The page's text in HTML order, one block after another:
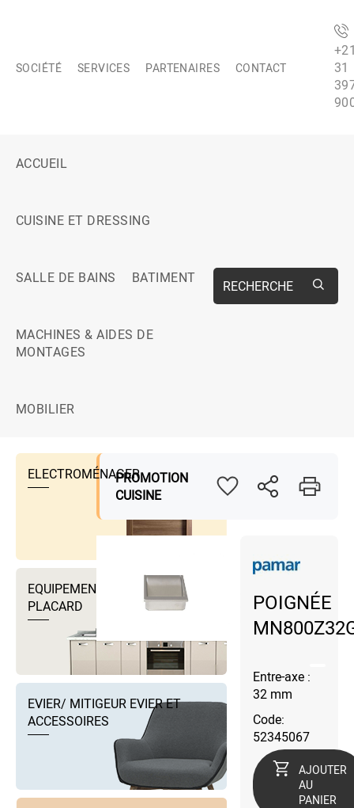
SOCIÉTÉ SERVICES PARTENAIRES CONTACT
31
ACCUEIL
CUISINE ET DRESSING
SALLE DE BAINS BATIMENT
MACHINES & AIDES DE
MONTAGES
MOBILIER
RECHERCHE
ELECTROMÉNAGER
EQUIPEMENTS DRESSING ET
PLACARD
EVIER/ MITIGEUR EVIER ET
ACCESSOIRES
PROMOTION
CUISINE
POIGNÉE
Entre-axe :
32 mm
Code:
52345067
AJOUTER
AU
PANIER